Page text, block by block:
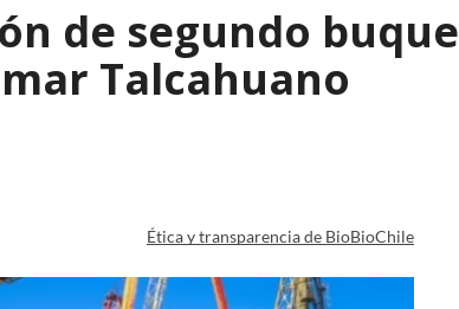
de segundo buque
Talcahuano
Ética y transparencia de BioBioChile